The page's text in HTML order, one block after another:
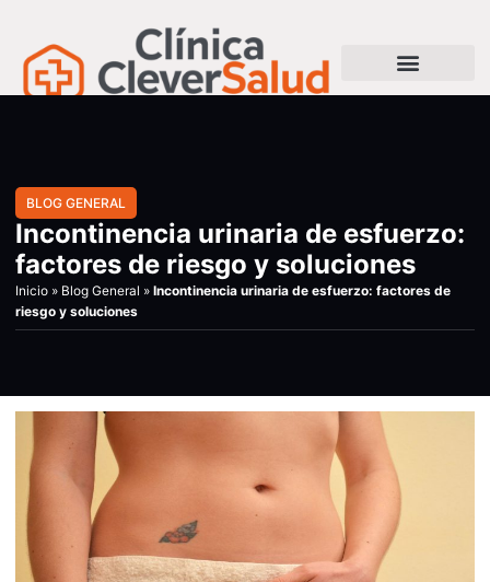
BLOG GENERAL
Incontinencia urinaria de esfuerzo:
factores de riesgo y soluciones
Inicio » Blog General » Incontinencia urinaria de esfuerzo: factores de
riesgo y soluciones